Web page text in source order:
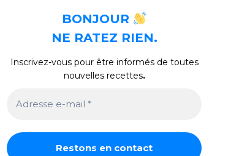
BONJOUR
NE RATEZ RIEN.
Inscrivez-vous pour être informés de toutes
nouvelles recettes.